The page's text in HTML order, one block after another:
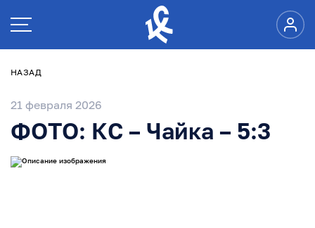
НАЗАД
21 февраля 2026
ФОТО: КС – Чайка – 5:3